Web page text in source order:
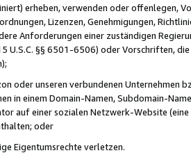
erheben, verwenden oder offenlegen,
Lizenzen, Genehmigungen,
Anforderungen einer zuständigen
U.S.C. §§ 6501-6506) oder Vorschriften,
oder unseren verbundenen Unternehmen
in einem Domain-Namen, Subdomain-
auf einer sozialen Netzwerk-Website
oder
Eigentumsrechte verletzen.